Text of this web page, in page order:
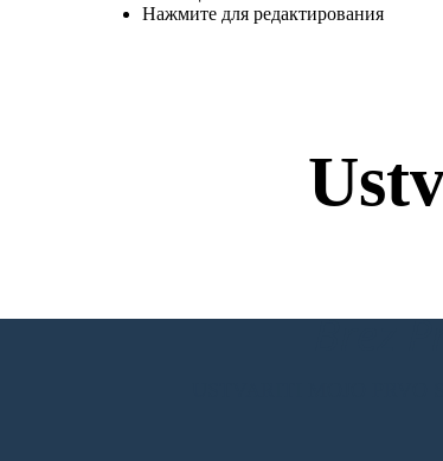
Нажмите для редактирования
Brez